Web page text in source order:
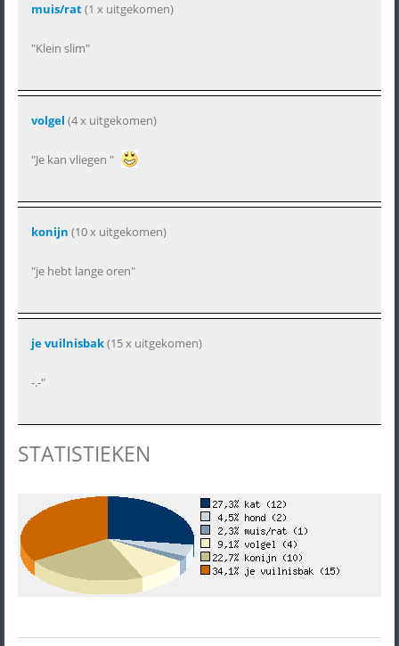
muis/rat(1 x uitgekomen)
"Klein slim"
volgel (4 x uitgekomen)
"Je kan vliegen "
konijn (10 x uitgekomen)
"je hebt lange oren"
je vuilnisbak(15 x uitgekomen)
-.-"
STATISTIEKEN